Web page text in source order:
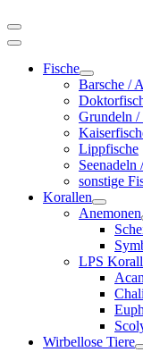
Fische
Barsche /
Grundeln /
Lippfische
Seenadeln
sonstige
Korallen
Anemonen
LPS
Wirbellose Tiere